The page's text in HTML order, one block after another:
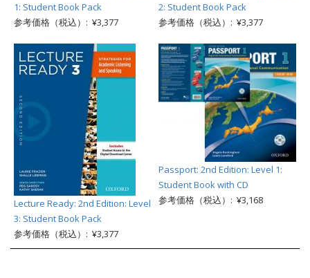
1: Student Book Pack
参考価格（税込）: ¥3,377
2: Student Book Pack
参考価格（税込）: ¥3,377
Lecture Ready: 2nd Edition: Level
3: Student Book Pack
参考価格（税込）: ¥3,377
Passport: 2nd Edition: Level 1:
Student Book with CD
参考価格（税込）: ¥3,168